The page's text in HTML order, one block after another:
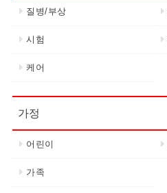
질병/부상
시험
케어
가정
어린이
가족